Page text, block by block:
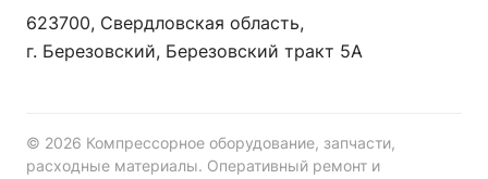
623700, Свердловская область,
г. Березовский, Березовский тракт 5А
© 2026 Компрессорное оборудование, запчасти,
расходные материалы. Оперативный ремонт и